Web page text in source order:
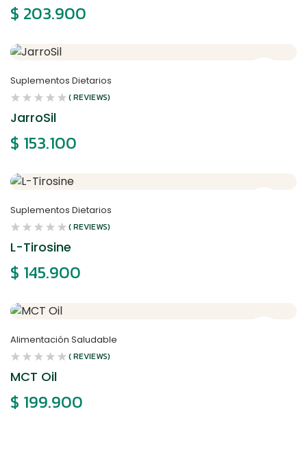
$ 203.900
Suplementos Dietarios
( REVIEWS)
JarroSil
$ 153.100
Suplementos Dietarios
( REVIEWS)
L-Tirosine
$ 145.900
Alimentación Saludable
( REVIEWS)
MCT Oil
$ 199.900